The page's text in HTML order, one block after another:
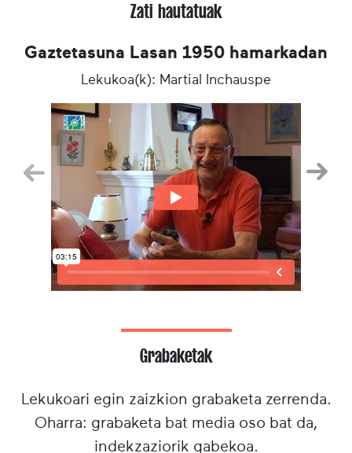
Zati hautatuak
Gaztetasuna Lasan 1950 hamarkadan
Lekukoa(k): Martial Inchauspe
Aurrekoa
Grabaketak
Lekukoari egin zaizkion grabaketa zerrenda.
Oharra: grabaketa bat media oso bat da,
indekzaziorik gabekoa.